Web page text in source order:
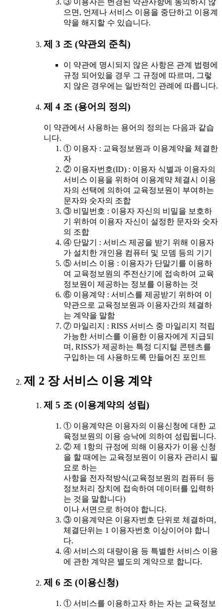
③ 이용자는 변경된 약관사항에 동의하지 않
으면, 언제나 서비스 이용을 중단하고 이용계
약을 해지할 수 있습니다.
제 3 조 (약관외 준칙)
이 약관에 명시되지 않은 사항은 관계 법령에
규정 되어있을 경우 그 규정에 따르며, 그렇
지 않은 경우에는 일반적인 관례에 따릅니다.
제 4 조 (용어의 정의)
이 약관에서 사용하는 용어의 정의는 다음과 같습
니다.
① 이용자 : 교육정보원과 이용계약을 체결한
자
② 이용자번호(ID) : 이용자 식별과 이용자의
서비스 이용을 위하여 이용계약 체결시 이용
자의 선택에 의하여 교육정보원이 부여하는
문자와 숫자의 조합
③ 비밀번호 : 이용자 자신의 비밀을 보호하
기 위하여 이용자 자신이 설정한 문자와 숫자
의 조합
④ 단말기 : 서비스 제공을 받기 위해 이용자
가 설치한 개인용 컴퓨터 및 모뎀 등의 기기
⑤ 서비스 이용 : 이용자가 단말기를 이용하
여 교육정보원의 주전산기에 접속하여 교육
정보원이 제공하는 정보를 이용하는 것
⑥ 이용계약 : 서비스를 제공받기 위하여 이
약관으로 교육정보원과 이용자간의 체결하
는 계약을 말함
⑦ 마일리지 : RISS 서비스 중 마일리지 적립
가능한 서비스를 이용한 이용자에게 지급되
며, RISS가 제공하는 특정 디지털 콘텐츠를
구입하는 데 사용하도록 만들어진 포인트
제 2 장 서비스 이용 계약
제 5 조 (이용계약의 성립)
① 이용계약은 이용자의 이용신청에 대한 교
육정보원의 이용 승낙에 의하여 성립됩니다.
② 제 1항의 규정에 의해 이용자가 이용 신청
을 할 때에는 교육정보원이 이용자 관리시 필
요로 하는
사항을 전자적방식(교육정보원의 컴퓨터 등
정보처리 장치에 접속하여 데이터를 입력하
는 것을 말합니다)
이나 서면으로 하여야 합니다.
③ 이용계약은 이용자번호 단위로 체결하며,
체결단위는 1 이용자번호 이상이어야 합니
다.
④ 서비스의 대량이용 등 특별한 서비스 이용
에 관한 계약은 별도의 계약으로 합니다.
제 6 조 (이용신청)
① 서비스를 이용하고자 하는 자는 교육정보